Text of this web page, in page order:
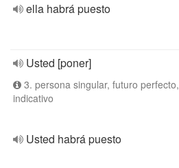
ella habrá puesto
Usted [poner]
3. persona singular, futuro perfecto,
indicativo
Usted habrá puesto